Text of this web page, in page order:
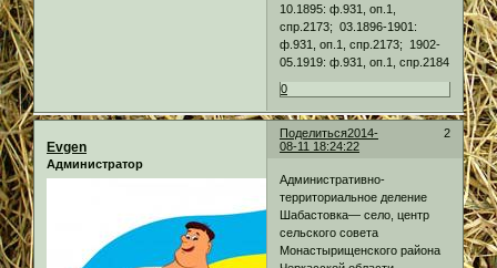
10.1895: ф.931, оп.1,
спр.2173; 03.1896-1901:
ф.931, оп.1, спр.2173; 1902-
05.1919: ф.931, оп.1, спр.2184
0
Поделиться 2
2014-
08-11 18:24:22
Evgen
Администратор
Административно-
территориальное деление
Шабастовка— cело, центр
сельского совета
Монастырищенского района